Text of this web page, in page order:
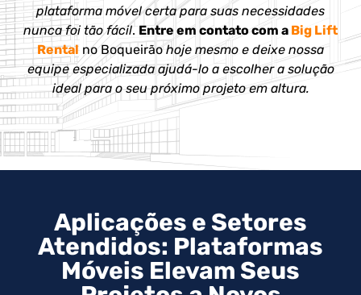
plataforma móvel certa para suas necessidades
nunca foi tão fácil. Entre em contato com a Big Lift
Rental no Boqueirãohoje mesmo e deixe nossa
equipe especializada ajudá-lo a escolher a solução
ideal para o seu próximo projeto em altura.
Aplicações e Setores
Atendidos: Plataformas
Móveis Elevam Seus